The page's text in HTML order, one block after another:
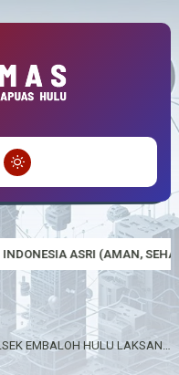
RESIK DAN INDAH) DI
PERSONEL POLSEK EMBALOH HULU LAKSANAKAN PANEN JAGUNG DUKUNG PROGRAM SWASEMBADA PANGAN NASIONAL